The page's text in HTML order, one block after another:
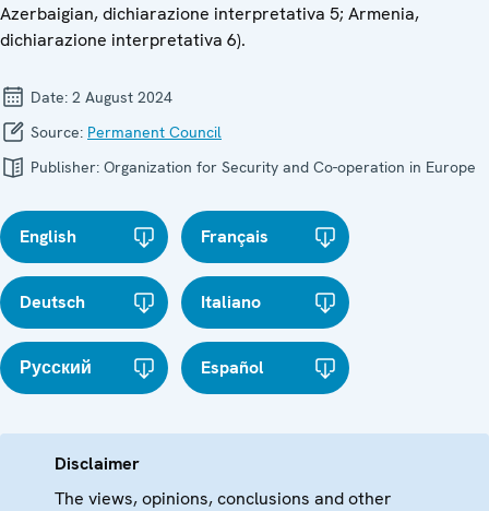
Azerbaigian, dichiarazione interpretativa 5; Armenia,
dichiarazione interpretativa 6).
Date: 2 August 2024
Source: Permanent Council
Publisher: Organization for Security and Co-operation in Europe
English Français
Deutsch Italiano
Русский Español
Disclaimer
The views, opinions, conclusions and other